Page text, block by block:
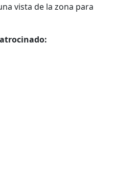
vista de la zona para